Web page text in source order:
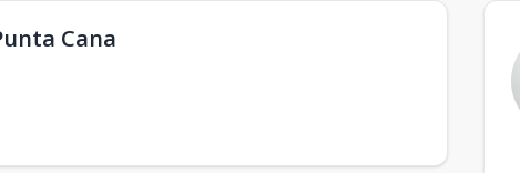
Cana